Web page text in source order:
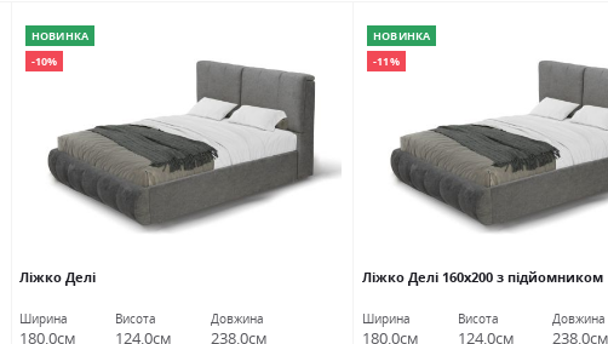
НОВИНКА
-10%
Ліжко Делі
Ширина
180.0см
Висота
124.0см
Довжина
238.0см
НОВИНКА
-11%
Ліжко Делі 160х200 з підйомником
Ширина
180.0см
Висота
124.0см
Довжина
238.0см